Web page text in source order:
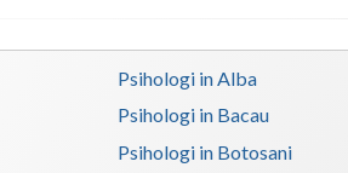
Psihologi in Alba
Psihologi in Bacau
Psihologi in Botosani